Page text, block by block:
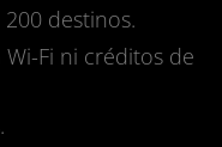
destinos.
Fi ni créditos de